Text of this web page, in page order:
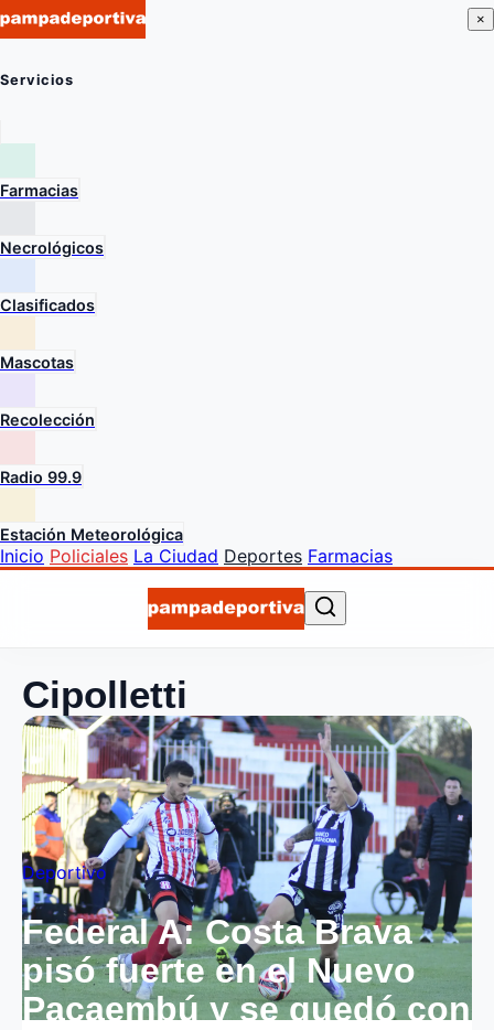
×
Servicios
Farmacias
Necrológicos
Clasificados
Mascotas
Recolección
Radio 99.9
Estación Meteorológica
Inicio Policiales La Ciudad Deportes Farmacias
Cipolletti
Deportivo
Federal A: Costa Brava
pisó fuerte en el Nuevo
Pacaembú y se quedó con